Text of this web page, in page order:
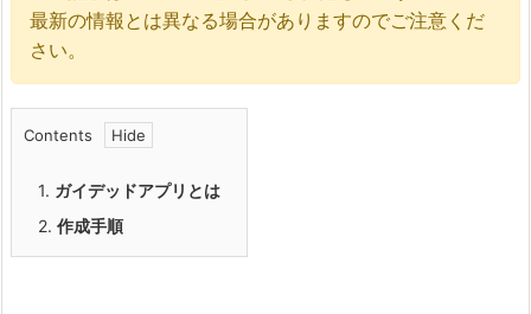
最新の情報とは異なる場合がありますのでご注意くだ
さい。
Contents
1. ガイデッドアプリとは
2. 作成手順